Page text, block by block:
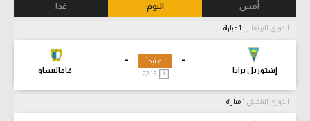
أمس اليوم غدا
الدوري البرتغالي
-
إشتوريل برايا
-
فاماليساو
لم تبدأ
22:15
الدوري البلجيكي